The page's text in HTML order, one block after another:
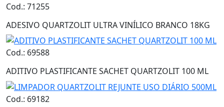
Cod.: 71255
ADESIVO QUARTZOLIT ULTRA VINÍLICO BRANCO 18KG
Cod.: 69588
ADITIVO PLASTIFICANTE SACHET QUARTZOLIT 100 ML
Cod.: 69182